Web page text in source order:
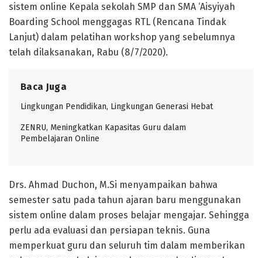
sistem online Kepala sekolah SMP dan SMA ‘Aisyiyah
Boarding School menggagas RTL (Rencana Tindak
Lanjut) dalam pelatihan workshop yang sebelumnya
telah dilaksanakan, Rabu (8/7/2020).
Baca Juga
Lingkungan Pendidikan, Lingkungan Generasi Hebat
ZENRU, Meningkatkan Kapasitas Guru dalam
Pembelajaran Online
Drs. Ahmad Duchon, M.Si menyampaikan bahwa
semester satu pada tahun ajaran baru menggunakan
sistem online dalam proses belajar mengajar. Sehingga
perlu ada evaluasi dan persiapan teknis. Guna
memperkuat guru dan seluruh tim dalam memberikan